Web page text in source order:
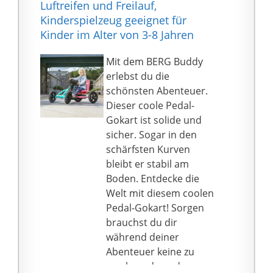
Fahrerlebnis.
Anwendungsbereich:
Die verschleißfesten
und rutschfesten Räder
eignen sich für
verschiedene flache
Straßen im Innen- und
Außenbereich. Unser
Elektroauto ist das
perfekte Geschenk für
Kinder im Alter von 3-7
Jahren mit einer
maximalen Zuladung
von 30 kg.
Fahrgefühl. Das
Fahrzeug wird mit extra
breiten Reifen, einem
niedrigen Schwerpunkt,
einer
Vierradaufhängung und
einem langsamen Start
ausgestattet, damit
Kinder genug Zeit
haben, auf Hindernisse
zu reagieren.
Kinderführung oder
Fernbedienung: Kinder
können das
Spielzeugauto mit
direkter Lenkung und
zwei
Geschwindigkeitsstufen
Luftreifen und Freilauf,
Kinderspielzeug geeignet für
Kinder im Alter von 3-8 Jahren
Mit dem BERG Buddy
erlebst du die
schönsten Abenteuer.
Dieser coole Pedal-
Gokart ist solide und
sicher. Sogar in den
schärfsten Kurven
bleibt er stabil am
Boden. Entdecke die
Welt mit diesem coolen
Pedal-Gokart! Sorgen
brauchst du dir
während deiner
Abenteuer keine zu
machen, denn der